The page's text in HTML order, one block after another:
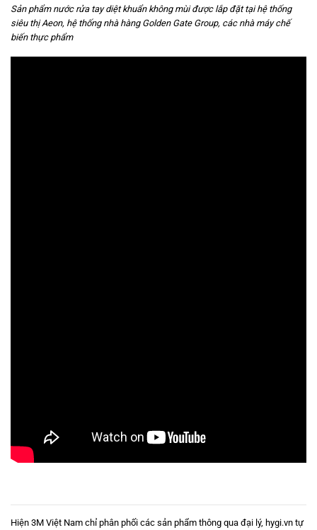
Sản phẩm nước rửa tay diệt khuẩn không mùi được lắp đặt tại hệ thống
siêu thị Aeon, hệ thống nhà hàng Golden Gate Group, các nhà máy chế
biến thực phẩm
Hiện 3M Việt Nam chỉ phân phối các sản phẩm thông qua đại lý, hygi.vn tự